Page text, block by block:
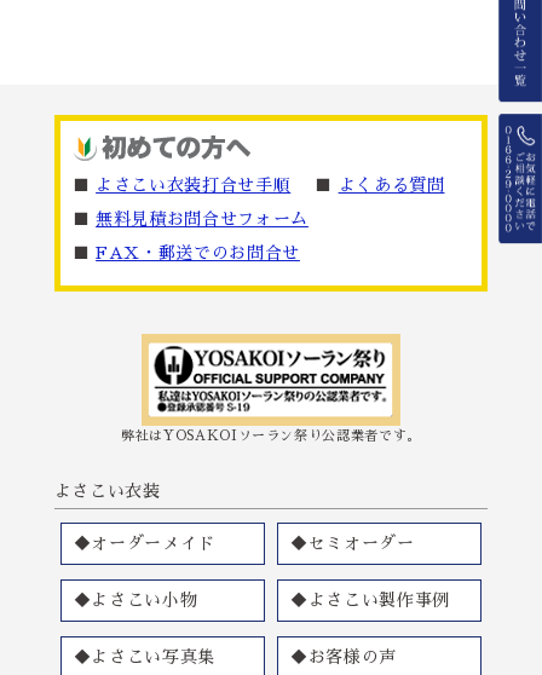
■ よさこい衣装打合せ手順 ■
よくある質問
■無料見積お問合せフォーム
■FAX・郵送でのお問合せ
弊社はYOSAKOIソーラン祭り公認業者です。
よさこい衣装
◆オーダーメイド ◆セミオーダー
◆よさこい小物 ◆よさこい製作事例
◆よさこい写真集 ◆お客様の声